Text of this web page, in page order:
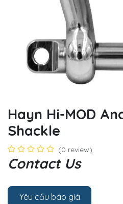
Hayn Hi-MOD
Shackle
(0 review)
Contact Us
Yêu cầu báo giá